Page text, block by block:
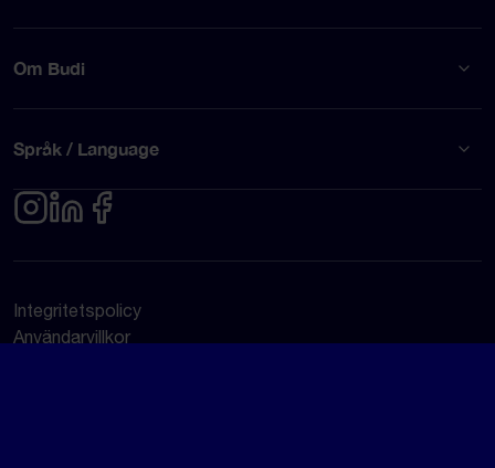
Om Budi
Språk / Language
Integritetspolicy
Användarvillkor